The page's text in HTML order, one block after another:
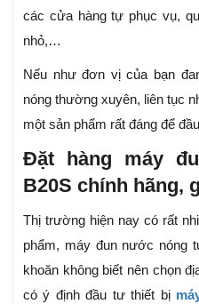
các cửa hàng tự phục vụ,
nhỏ,…
Nếu như đơn vị của bạn
nóng thường xuyên, liên tục
một sản phẩm rất đáng để
Đặt hàng máy
B20S chính hãng,
Thị trường hiện nay có rất
phẩm, máy đun nước nóng
khoăn không biết nên chọn
có ý định đầu tư thiết bị